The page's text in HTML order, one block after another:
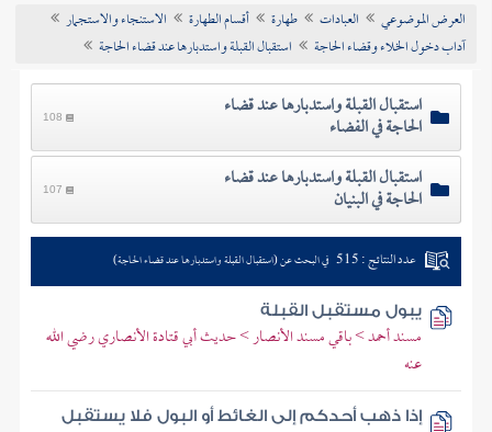
تراجم الأعلام
العرض الموضوعي العبادات طهارة أقسام الطهارة
الاستنجاء والاستجمار
آداب دخول الخلاء وقضاء الحاجة
استقبال القبلة واستدبارها عند قضاء الحاجة
استقبال القبلة واستدبارها عند قضاء
الحاجة في الفضاء 108
استقبال القبلة واستدبارها عند قضاء
الحاجة في البنيان 107
عدد النتائج : 515 في البحث عن (استقبال القبلة واستدبارها عند قضاء الحاجة)
يبول مستقبل القبلة
مسند أحمد > باقي مسند الأنصار > حديث أبي قتادة الأنصاري رضي الله
عنه
إذا ذهب أحدكم إلى الغائط أو البول فلا يستقبل